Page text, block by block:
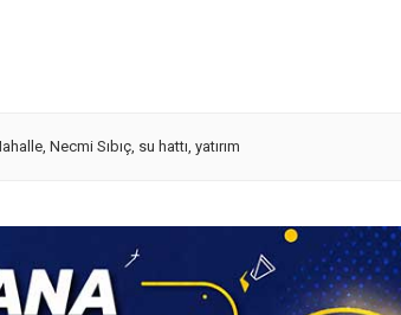
Necmi Sıbıç su hattı yatırım